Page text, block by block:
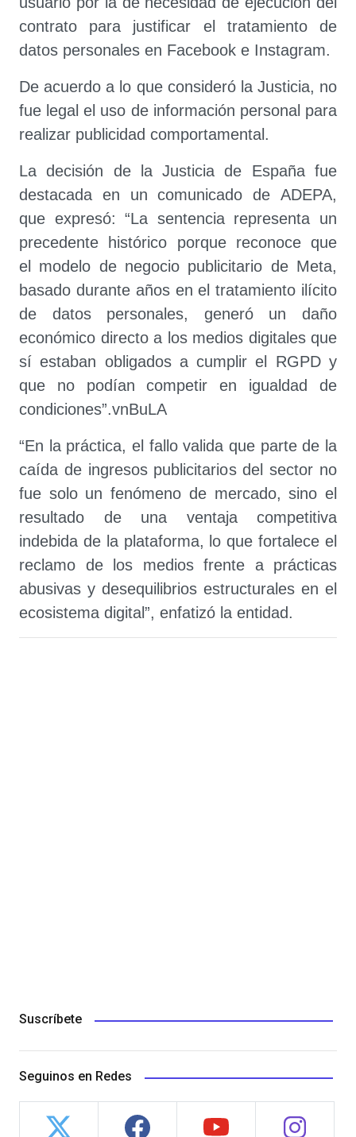
contrato para justificar el tratamiento de
datos personales en Facebook e Instagram.
De acuerdo a lo que consideró la Justicia, no
fue legal el uso de información personal para
realizar publicidad comportamental.
La decisión de la Justicia de España fue
destacada en un comunicado de ADEPA,
que expresó: “La sentencia representa un
precedente histórico porque reconoce que
el modelo de negocio publicitario de Meta,
basado durante años en el tratamiento ilícito
de datos personales, generó un daño
económico directo a los medios digitales que
sí estaban obligados a cumplir el RGPD y
que no podían competir en igualdad de
condiciones”.vnBuLA
“En la práctica, el fallo valida que parte de la
caída de ingresos publicitarios del sector no
fue solo un fenómeno de mercado, sino el
resultado de una ventaja competitiva
indebida de la plataforma, lo que fortalece el
reclamo de los medios frente a prácticas
abusivas y desequilibrios estructurales en el
ecosistema digital”, enfatizó la entidad.
Suscríbete
Seguinos en Redes